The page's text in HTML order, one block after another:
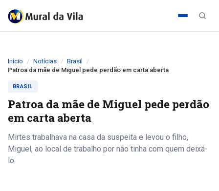
Início Notícias
Brasil
Patroa da mãe de Miguel pede perdão em carta aberta
BRASIL
Patroa da mãe de Miguel pede perdão
em carta aberta
Mirtes trabalhava na casa da suspeita e levou o filho,
Miguel, ao local de trabalho por não tinha com quem deixá-
lo.